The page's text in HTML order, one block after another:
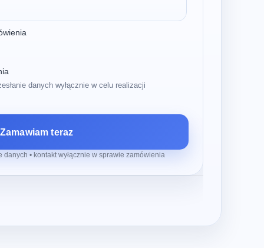
danych wyłącznie w celu realizacji
Zamawiam teraz
• kontakt wyłącznie w sprawie zamówienia